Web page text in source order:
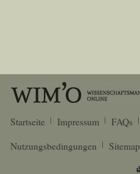
Startseite Impressum FAQs
Nutzungsbedingungen
Sitemap